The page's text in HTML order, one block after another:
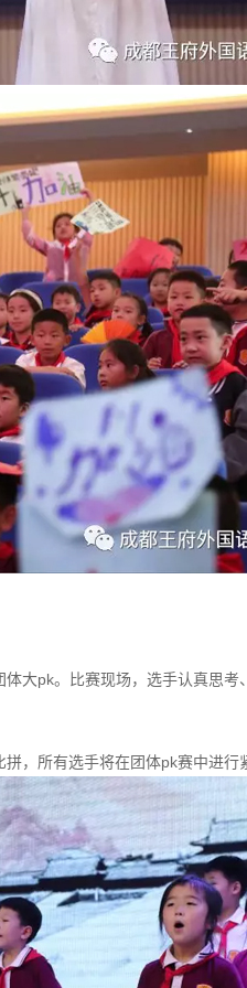
大pk。比赛现场，选手认真思考
，所有选手将在团体pk赛中进行